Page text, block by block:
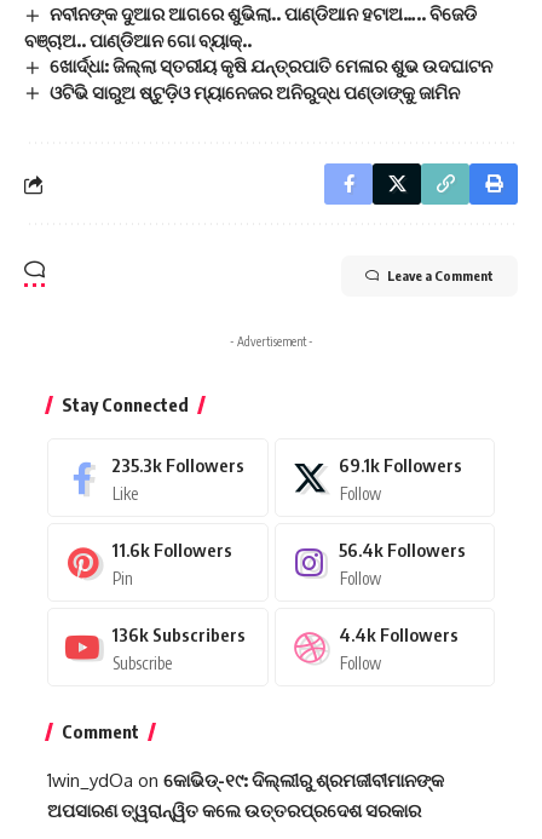
ନବୀନଙ୍କ ଦୁଆର ଆଗରେ ଶୁଭିଲା.. ପାଣ୍ଡିଆନ ହଟାଅ….. ବିଜେଡି
ବଞ୍ଚାଅ.. ପାଣ୍ଡିଆନ ଗୋ ବ୍ୟାକ୍..
ଖୋର୍ଦ୍ଧା: ଜିଲ୍ଲା ସ୍ତରୀୟ କୃଷି ଯନ୍ତ୍ରପାତି ମେଳାର ଶୁଭ ଉଦଘାଟନ
ଓଟିଭି ସାରୁଅ ଷ୍ଟୁଡ଼ିଓ ମ୍ୟାନେଜର ଅନିରୁଦ୍ଧ ପଣ୍ଡାଙ୍କୁ ଜାମିନ
Leave a Comment
- Advertisement -
Stay Connected
235.3k Followers
Like
69.1k Followers
Follow
11.6k Followers
Pin
56.4k Followers
Follow
136k Subscribers
Subscribe
4.4k Followers
Follow
Comment
1win_ydOa on କୋଭିଡ୍-୧୯: ଦିଲ୍ଲୀରୁ ଶ୍ରମଜୀବୀମାନଙ୍କ
ଅପସାରଣ ତ୍ୱରାନ୍ୱିତ କଲେ ଉତ୍ତରପ୍ରଦେଶ ସରକାର